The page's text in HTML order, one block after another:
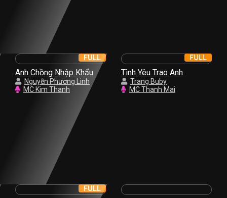
Anh Chồng Nhập Khẩu
Nguyễn Phương Linh
MC Kim Thanh
FULL
Tình Yêu Trao Anh
Trang Buby
MC Thanh Mai
FULL
FULL